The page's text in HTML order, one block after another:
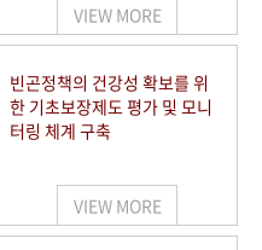
VIEW MORE
빈곤정책의 건강성 확보를 위
한 기초보장제도 평가 및 모니
터링 체계 구축
VIEW MORE